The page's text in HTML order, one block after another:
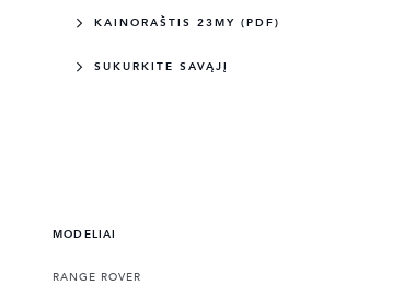
KAINORAŠTIS 23MY (PDF)
SUKURKITE SAVĄJĮ
MODELIAI
RANGE ROVER